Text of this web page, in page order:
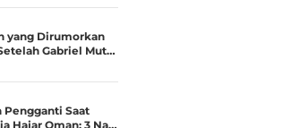
Menjadi
yang Dirumorkan
Gabriel Mut…
Pengganti Saat
Hajar Oman: 3 Na…